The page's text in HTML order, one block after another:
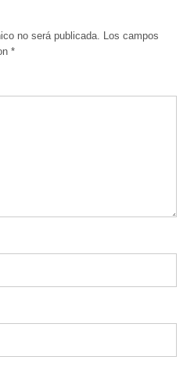
no será publicada. Los campos
*